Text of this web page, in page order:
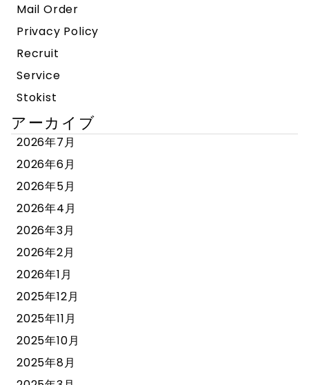
Mail Order
Privacy Policy
Recruit
Service
Stokist
アーカイブ
2026年7月
2026年6月
2026年5月
2026年4月
2026年3月
2026年2月
2026年1月
2025年12月
2025年11月
2025年10月
2025年8月